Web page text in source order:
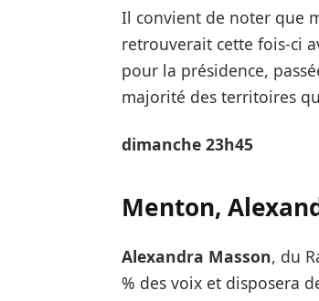
Il convient de noter que
retrouverait cette fois-ci
pour la présidence,
majorité des territoires
dimanche 23h45
Menton,
Alexandra Masson, du
% des voix et disposera